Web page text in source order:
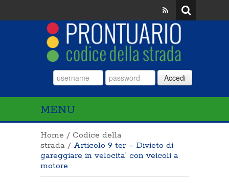
Accedi
MENU
Home / Codice della
strada / Articolo 9 ter – Divieto di
gareggiare in velocita’ con veicoli a
motore